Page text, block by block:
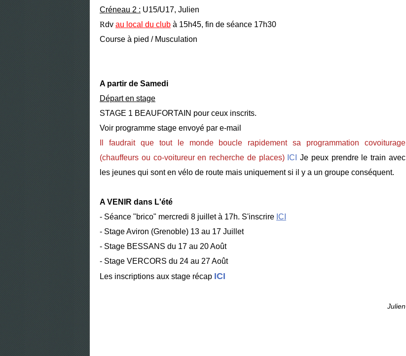
Créneau 2 : U15/U17, Julien
Rdv au local du club à 15h45, fin de séance 17h30
Course à pied / Musculation
A partir de Samedi
Départ en stage
STAGE 1 BEAUFORTAIN pour ceux inscrits.
Voir programme stage envoyé par e-mail
Il faudrait que tout le monde boucle rapidement sa programmation covoiturage
(chauffeurs ou co-voitureur en recherche de places) ICI
Je peux prendre le train avec
les jeunes qui sont en vélo de route mais uniquement si il y a un groupe conséquent.
A VENIR dans L'été
- Séance "brico" mercredi 8 juillet à 17h. S'inscrire ICI
- Stage Aviron (Grenoble) 13 au 17 Juillet
- Stage BESSANS du 17 au 20 Août
- Stage VERCORS du 24 au 27 Août
Les inscriptions aux stage récap ICI
Julien